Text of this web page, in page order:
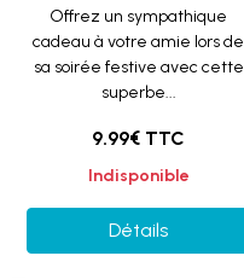
Offrez un sympathique
cadeau à votre amie lors de
sa soirée festive avec cette
superbe...
9.99€ TTC
Indisponible
Détails